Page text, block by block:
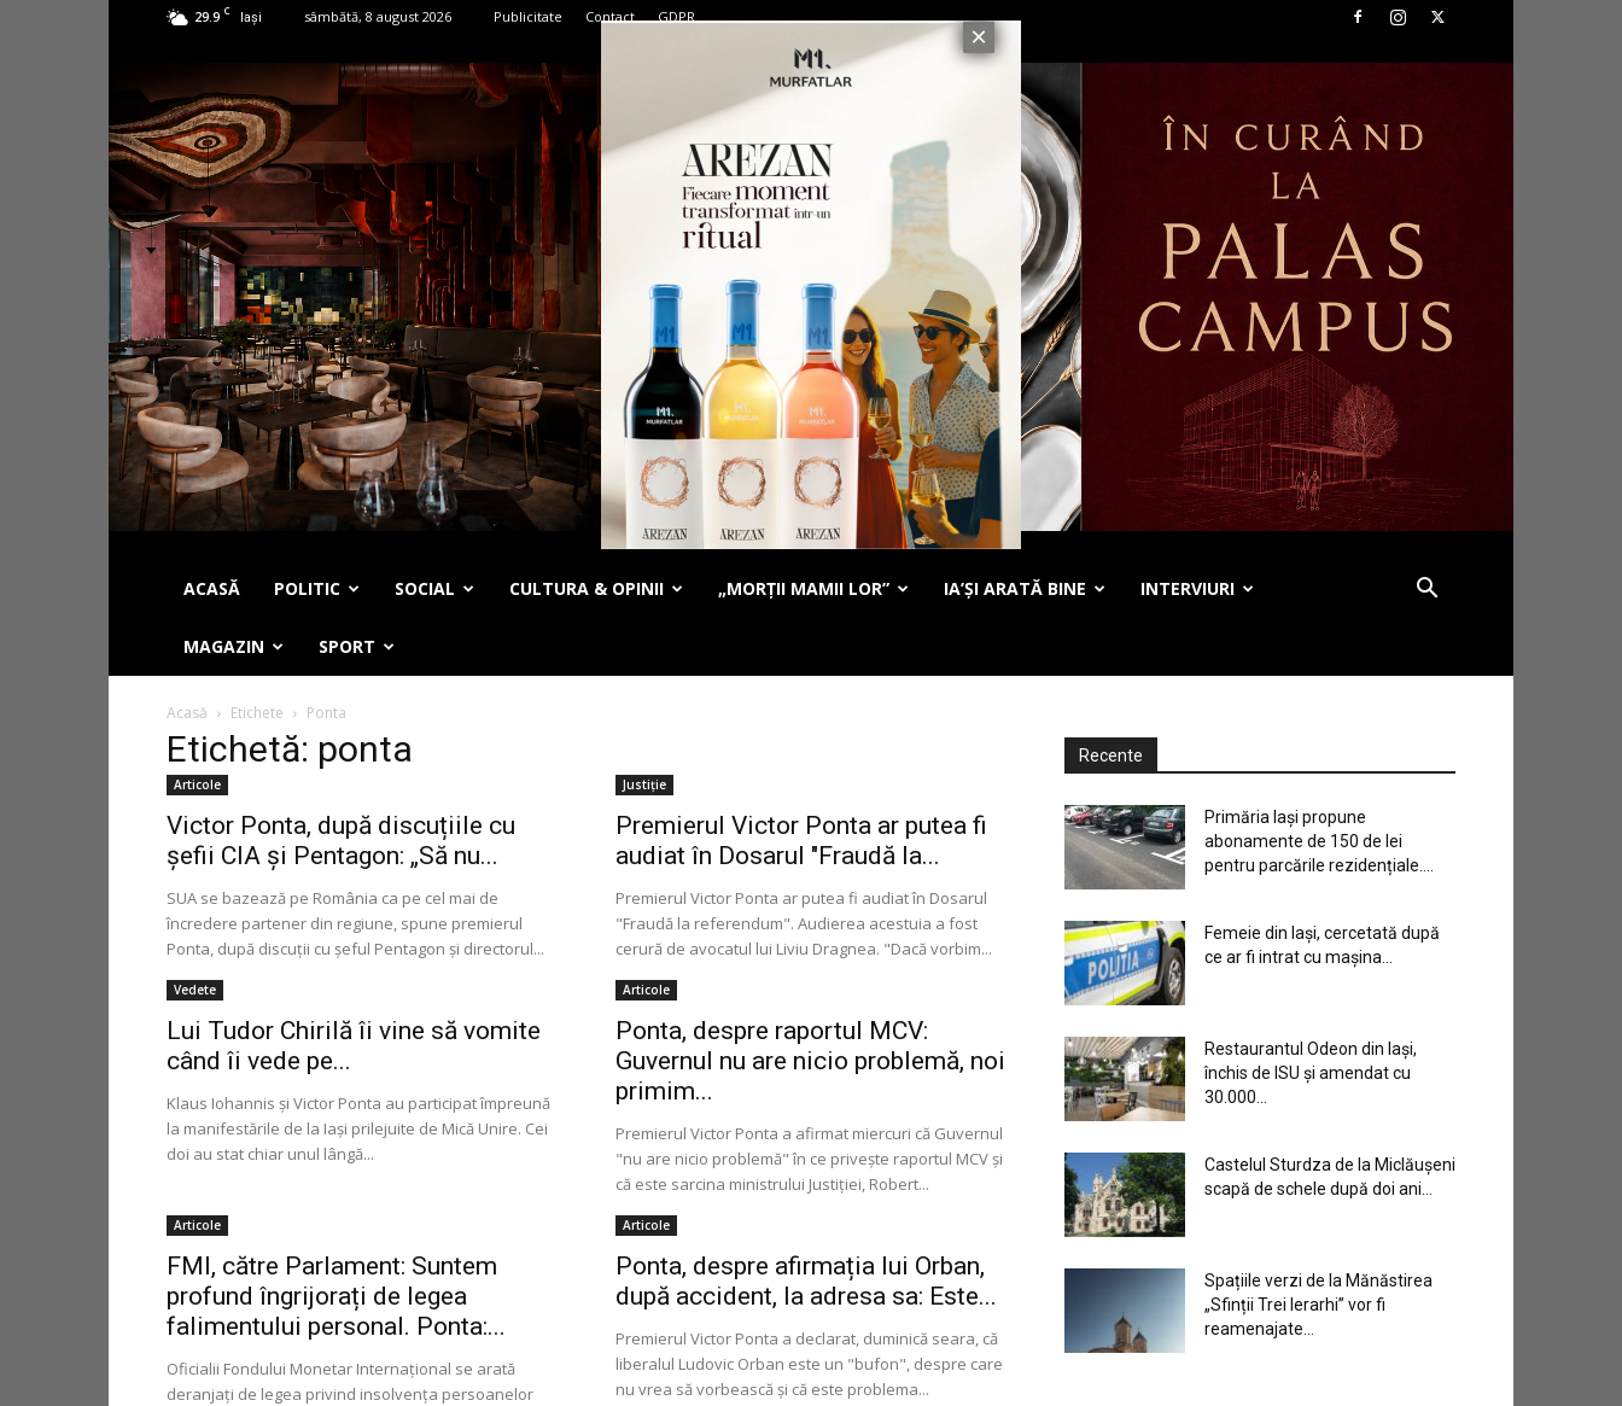
29.9 C Iași sâmbătă, 8 august 2026 Publicitate Contact GDPR
ACASĂ POLITIC SOCIAL CULTURA & OPINII „MORȚII MAMII LOR” IA’ȘI ARATĂ BINE INTERVIURI
MAGAZIN SPORT
Acasă Etichete Ponta
Etichetă: ponta
Articole
Victor Ponta, după discuțiile cu
șefii CIA și Pentagon: „Să nu...
SUA se bazează pe România ca pe cel mai de
încredere partener din regiune, spune premierul
Ponta, după discuţii cu şeful Pentagon şi directorul...
Justiție
Premierul Victor Ponta ar putea fi
audiat în Dosarul "Fraudă la...
Premierul Victor Ponta ar putea fi audiat în Dosarul
"Fraudă la referendum". Audierea acestuia a fost
cerură de avocatul lui Liviu Dragnea. "Dacă vorbim...
Vedete
Lui Tudor Chirilă îi vine să vomite
când îi vede pe...
Klaus Iohannis şi Victor Ponta au participat împreună
la manifestările de la Iaşi prilejuite de Mică Unire. Cei
doi au stat chiar unul lângă...
Articole
Ponta, despre raportul MCV:
Guvernul nu are nicio problemă, noi
primim...
Premierul Victor Ponta a afirmat miercuri că Guvernul
"nu are nicio problemă" în ce privește raportul MCV și
că este sarcina ministrului Justiției, Robert...
Articole
FMI, către Parlament: Suntem
profund îngrijorați de legea
falimentului personal. Ponta:...
Oficialii Fondului Monetar Internațional se arată
deranjați de legea privind insolvența persoanelor
Articole
Ponta, despre afirmația lui Orban,
după accident, la adresa sa: Este...
Premierul Victor Ponta a declarat, duminică seara, că
liberalul Ludovic Orban este un "bufon", despre care
nu vrea să vorbească şi că este problema...
Recente
Primăria Iași propune
abonamente de 150 de lei
pentru parcările rezidențiale....
Femeie din Iași, cercetată după
ce ar fi intrat cu mașina...
Restaurantul Odeon din Iași,
închis de ISU și amendat cu
30.000...
Castelul Sturdza de la Miclăușeni
scapă de schele după doi ani...
Spațiile verzi de la Mănăstirea
„Sfinții Trei Ierarhi” vor fi
reamenajate...